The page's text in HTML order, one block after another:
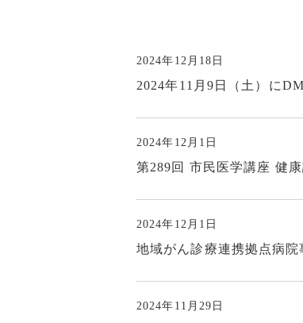
コンビニエンスストア・
容室・カフェ等
人間ドックについて（先
予防医療部附属クリニッ
MedCity21）
交通アクセス
2024年12月18日
2024年11月9日（土）に
2024年12月1日
第289回 市民医学講座 健
2024年12月1日
地域がん診療連携拠点病
2024年11月29日